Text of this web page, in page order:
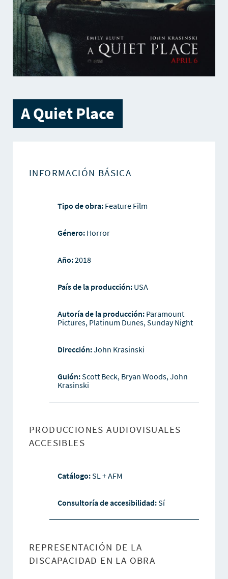
A Quiet Place
INFORMACIÓN BÁSICA
Tipo de obra:Feature Film
Género:Horror
Año:2018
País de la producción: USA
Autoría de la producción: Paramount
Pictures, Platinum Dunes, Sunday Night
Dirección:John Krasinski
Guión:Scott Beck, Bryan Woods, John
Krasinski
PRODUCCIONES AUDIOVISUALES
ACCESIBLES
Catálogo:SL + AFM
Consultoría de accesibilidad:Sí
REPRESENTACIÓN DE LA
DISCAPACIDAD EN LA OBRA